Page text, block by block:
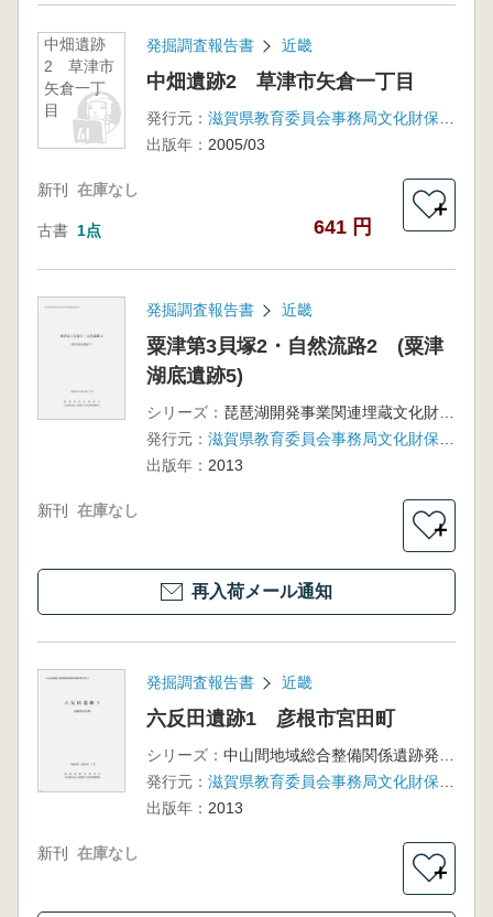
中畑遺跡
2 草津市
矢倉一丁
目
発掘調査報告書 近畿
中畑遺跡2 草津市矢倉一丁目
発行元：
出版年： 2005/03
新刊 在庫なし
古書 1点 641 円
＋
発掘調査報告書 近畿
粟津第3貝塚2・自然流路2 (粟津
湖底遺跡5)
シリーズ：
琵琶湖開発事業関連埋蔵文化財発掘調査報告書13
発行元：
出版年： 2013
新刊 在庫なし
＋
再入荷メール通知
発掘調査報告書 近畿
六反田遺跡1 彦根市宮田町
シリーズ：
発行元：
出版年： 2013
新刊 在庫なし
＋